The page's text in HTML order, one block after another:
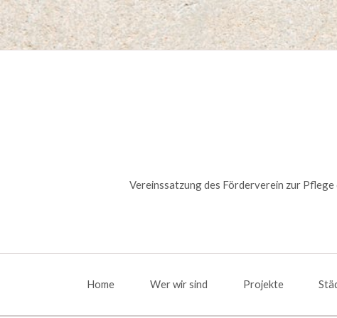
Vereinssatzung des Förderverein zur
Home Wer wir sind Projekte